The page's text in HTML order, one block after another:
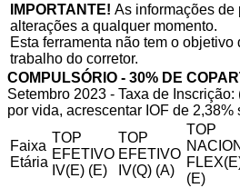
IMPORTANTE! As informações de
alterações a qualquer momento.
Esta ferramenta não tem o
trabalho do corretor.
COMPULSÓRIO - 30% DE
Setembro 2023 - Taxa de
por vida, acrescentar IOF de 2,38%
Faixa
Etária
TOP
EFETIVO
IV(E) (E)
TOP
EFETIVO
IV(Q) (A)
TOP
(E)